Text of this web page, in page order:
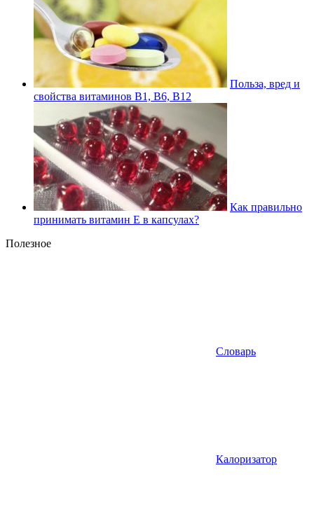
Польза, вред и
свойства витаминов В1, В6, В12
Как правильно
принимать витамин Е в капсулах?
Полезное
Словарь
Калоризатор